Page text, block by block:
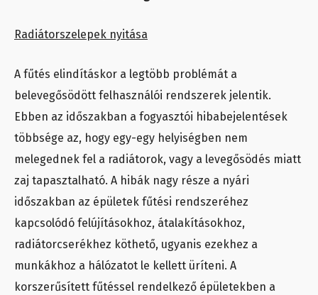
Radiátorszelepek nyitása
A fűtés elindításkor a legtöbb problémát a
belevegősödött felhasználói rendszerek jelentik.
Ebben az időszakban a fogyasztói hibabejelentések
többsége az, hogy egy-egy helyiségben nem
melegednek fel a radiátorok, vagy a levegősödés miatt
zaj tapasztalható. A hibák nagy része a nyári
időszakban az épületek fűtési rendszeréhez
kapcsolódó felújításokhoz, átalakításokhoz,
radiátorcserékhez köthető, ugyanis ezekhez a
munkákhoz a hálózatot le kellett üríteni. A
korszerűsített fűtéssel rendelkező épületekben a